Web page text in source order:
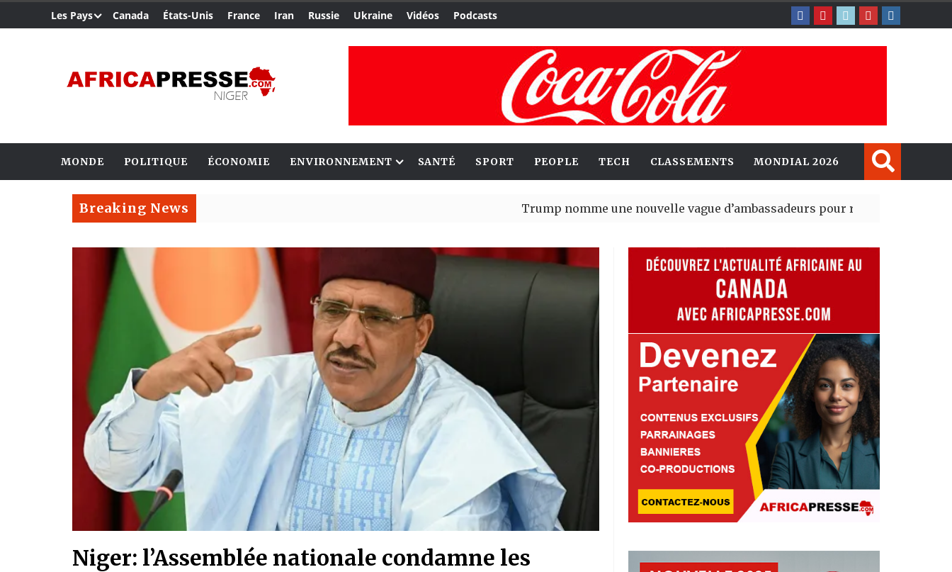
Les Pays Canada États-Unis France Iran Russie Ukraine Vidéos Podcasts
MONDE POLITIQUE ÉCONOMIE ENVIRONNEMENT SANTÉ SPORT PEOPLE TECH CLASSEMENTS MONDIAL 2026
Breaking News Trump nomme une nouvelle vague d’ambassadeurs pour renforcer la présence
Niger: l’Assemblée nationale condamne les